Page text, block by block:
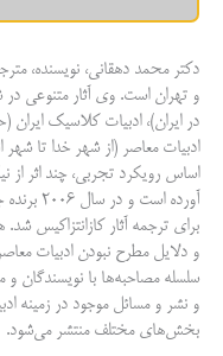
دکتر محمد دهقانی، نویسنده،
و تهران است. وی آثار متنوعی در
در ایران)، ادبیات کلاسیک
ادبیات معاصر (از شهر خدا تا
اساس رویکرد تجربی، چند اثر از
آورده
برای ترجمه آثار کازانتزاکیس
و دلایل مطرح نبودن ادبیات
سلسله مصاحبه‌ها با نویسندگان
و نشر و مسائل موجود در زمینه
بخش‌های مختلف منتشر می‌شود.